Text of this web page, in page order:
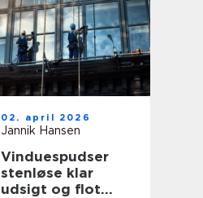
02. april 2026
Jannik Hansen
Vinduespudser
stenløse klar
udsigt og flot